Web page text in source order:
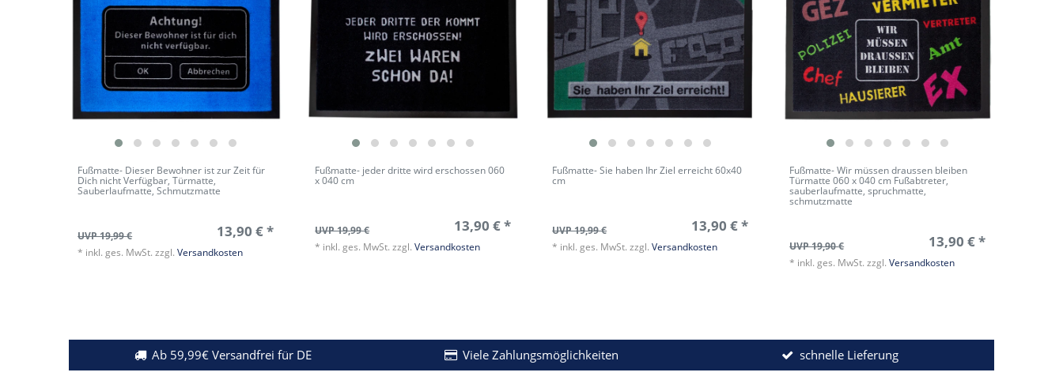
Fußmatte- Dieser Bewohner ist zur Zeit für
Dich nicht Verfügbar, Türmatte,
Sauberlaufmatte, Schmutzmatte
UVP 19,99 € 13,90 € *
* inkl. ges. MwSt. zzgl.Versandkosten
Fußmatte- jeder dritte wird erschossen 060
x 040 cm
UVP 19,99 € 13,90 € *
* inkl. ges. MwSt. zzgl.Versandkosten
Fußmatte- Sie haben Ihr Ziel erreicht 60x40
cm
UVP 19,99 € 13,90 € *
* inkl. ges. MwSt. zzgl.Versandkosten
Fußmatte- Wir müssen draussen bleiben
Türmatte 060 x 040 cm Fußabtreter,
sauberlaufmatte, spruchmatte,
schmutzmatte
UVP 19,90 € 13,90 € *
* inkl. ges. MwSt. zzgl.Versandkosten
Ab 59,99€ Versandfrei für DE Viele Zahlungsmöglichkeiten schnelle Lieferung